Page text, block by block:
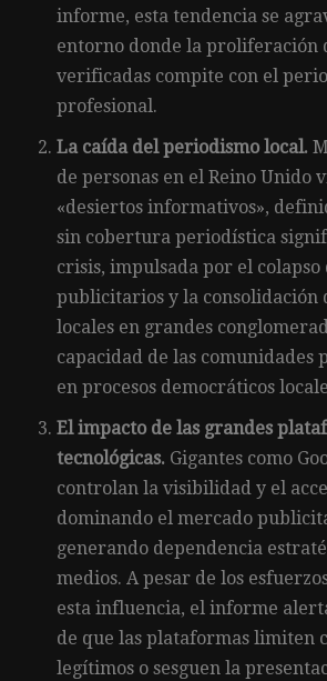
informe, esta tendencia se
entorno donde la proliferación
verificadas compite con el
profesional.
La caída del periodismo local.
de personas en el Reino Unido
«desiertos informativos»,
sin cobertura periodística
crisis, impulsada por el colapso
publicitarios y la consolidación
locales en grandes
capacidad de las
en procesos democráticos
El impacto de las grandes
tecnológicas. Gigantes como
controlan la visibilidad y el
dominando el mercado
generando dependencia
medios. A pesar de los
esta influencia, el informe
de que las plataformas limiten
legítimos o sesguen la